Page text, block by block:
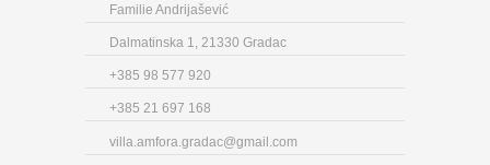
Familie Andrijašević
Dalmatinska 1, 21330 Gradac
+385 98 577 920
+385 21 697 168
villa.amfora.gradac@gmail.com